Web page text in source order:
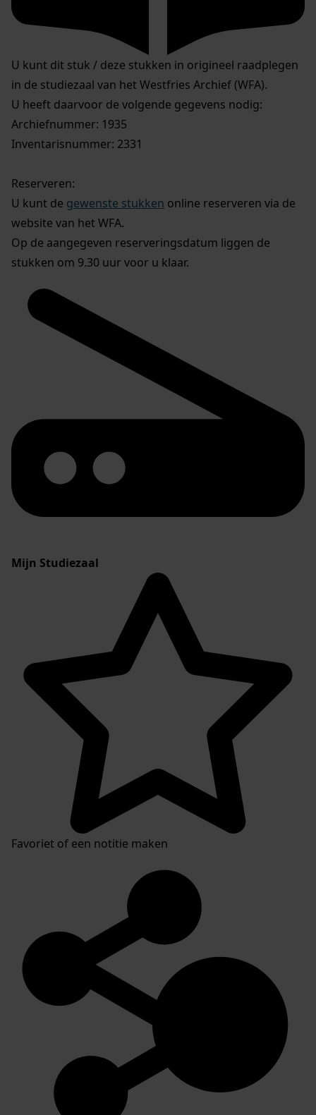
U kunt dit stuk / deze stukken in origineel raadplegen
in de studiezaal van het Westfries Archief (WFA).
U heeft daarvoor de volgende gegevens nodig:
Archiefnummer: 1935
Inventarisnummer: 2331
Reserveren:
U kunt de gewenste stukken online reserveren via de
website van het WFA.
Op de aangegeven reserveringsdatum liggen de
stukken om 9.30 uur voor u klaar.
Mijn Studiezaal
Favoriet of een notitie maken